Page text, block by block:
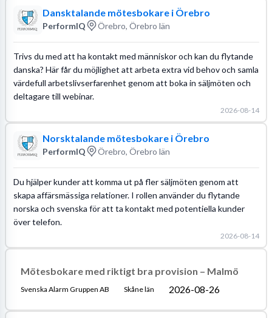
Dansktalande mötesbokare i Örebro
PerformIQ Örebro, Örebro län
Trivs du med att ha kontakt med människor och kan du flytande
danska? Här får du möjlighet att arbeta extra vid behov och samla
värdefull arbetslivserfarenhet genom att boka in säljmöten och
deltagare till webinar.
2026-08-14
Norsktalande mötesbokare i Örebro
PerformIQ Örebro, Örebro län
Du hjälper kunder att komma ut på fler säljmöten genom att
skapa affärsmässiga relationer. I rollen använder du flytande
norska och svenska för att ta kontakt med potentiella kunder
över telefon.
2026-08-14
Mötesbokare med riktigt bra provision – Malmö
Svenska Alarm Gruppen AB Skåne län 2026-08-26